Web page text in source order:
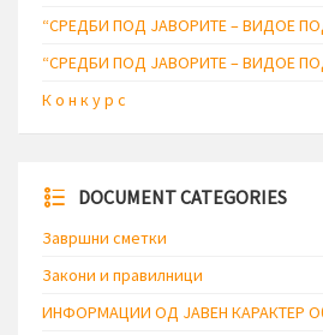
“СРЕДБИ ПОД ЈАВОРИТЕ – ВИДОЕ
“СРЕДБИ ПОД ЈАВОРИТЕ – ВИДОЕ
К о н к у р с
DOCUMENT CATEGORIES
Завршни сметки
Закони и правилници
ИНФОРМАЦИИ ОД ЈАВЕН КАРАКТЕР